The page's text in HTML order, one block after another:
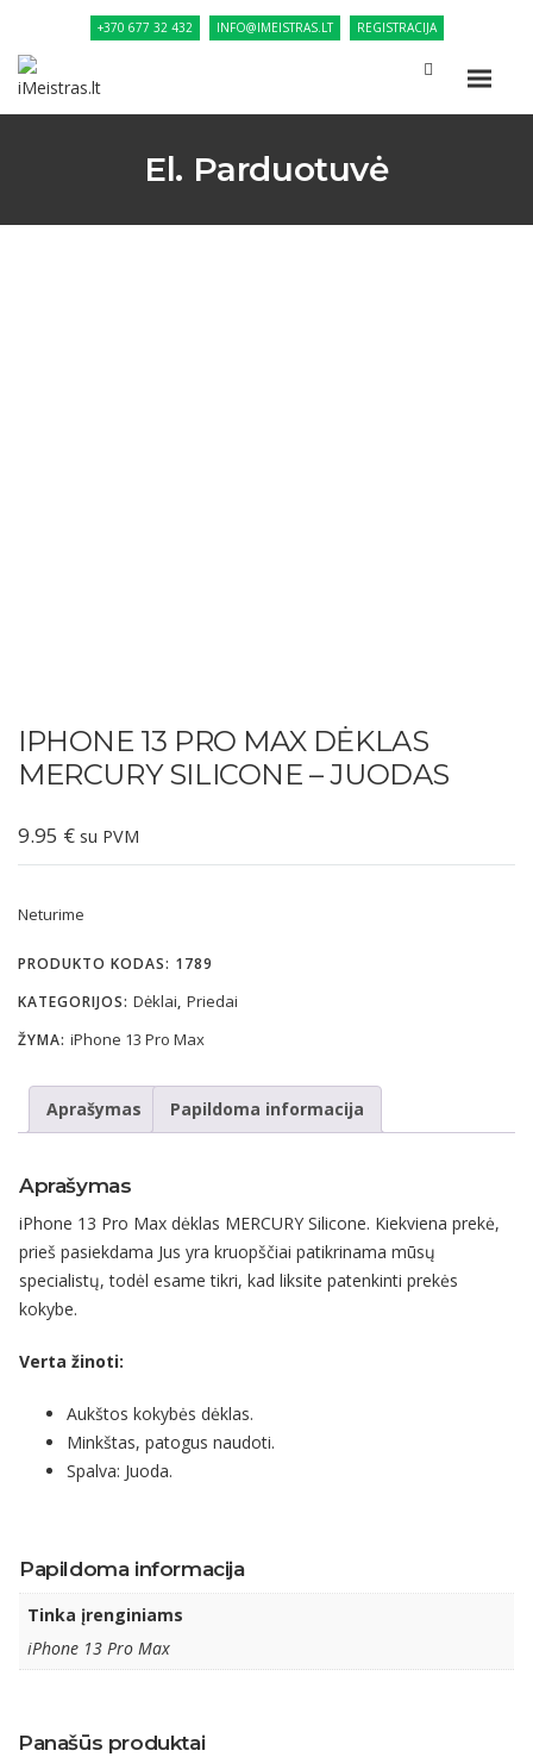
+370 677 32 432 INFO@IMEISTRAS.LT REGISTRACIJA
El. Parduotuvė
IPHONE 13 PRO MAX DĖKLAS
MERCURY SILICONE – JUODAS
9.95 € su PVM
Neturime
PRODUKTO KODAS: 1789
KATEGORIJOS: Dėklai, Priedai
ŽYMA: iPhone 13 Pro Max
Aprašymas Papildoma informacija
Aprašymas
iPhone 13 Pro Max dėklas MERCURY Silicone. Kiekviena prekė,
prieš pasiekdama Jus yra kruopščiai patikrinama mūsų
specialistų, todėl esame tikri, kad liksite patenkinti prekės
kokybe.
Verta žinoti:
Aukštos kokybės dėklas.
Minkštas, patogus naudoti.
Spalva: Juoda.
Papildoma informacija
Tinka įrenginiams
iPhone 13 Pro Max
Panašūs produktai